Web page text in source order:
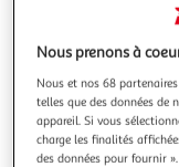
Nous prenons à
Nous et nos 68
telles que des données de
appareil. Si vous
charge les finalités
des données pour fournir